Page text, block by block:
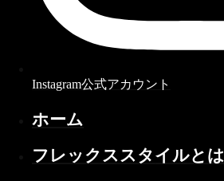
Instagram公式アカウント
ホーム
フレックススタイルとは